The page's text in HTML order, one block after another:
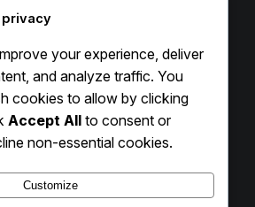
mutu pendidikan,
Bali. Keberadaan STKIP
menjadi bagian…
Instagram
Facebook
X
privacy
your experience, deliver
and analyze traffic. You
cookies to allow by clicking
Accept All to consent or
non-essential cookies.
Customize